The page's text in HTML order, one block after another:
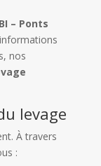
– Ponts
nos
levage
À travers
: